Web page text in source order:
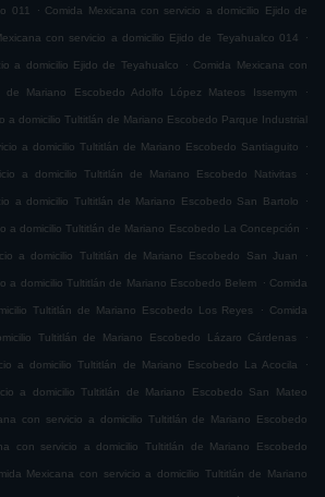
011 . Comida Mexicana con servicio a domicilio Ejido de
con servicio a domicilio Ejido de Teyahualco 014 .
a domicilio Ejido de Teyahualco . Comida Mexicana con
de Mariano Escobedo Adolfo López Mateos Issemym .
a domicilio Tultitlán de Mariano Escobedo Parque Industrial
a domicilio Tultitlán de Mariano Escobedo Santiaguito .
a domicilio Tultitlán de Mariano Escobedo Nativitas .
a domicilio Tultitlán de Mariano Escobedo San Bartolo .
a domicilio Tultitlán de Mariano Escobedo La Concepción .
a domicilio Tultitlán de Mariano Escobedo San Juan .
a domicilio Tultitlán de Mariano Escobedo Belem . Comida
Tultitlán de Mariano Escobedo Los Reyes . Comida
Tultitlán de Mariano Escobedo Lázaro Cárdenas .
a domicilio Tultitlán de Mariano Escobedo La Acocila .
a domicilio Tultitlán de Mariano Escobedo San Mateo
con servicio a domicilio Tultitlán de Mariano Escobedo
con servicio a domicilio Tultitlán de Mariano Escobedo
Mexicana con servicio a domicilio Tultitlán de Mariano